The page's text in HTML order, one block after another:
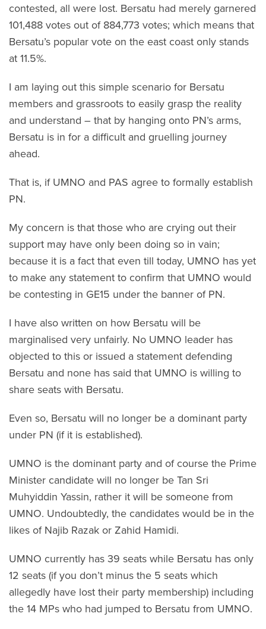
contested, all were lost. Bersatu had merely garnered
101,488 votes out of 884,773 votes; which means that
Bersatu’s popular vote on the east coast only stands
at 11.5%.
I am laying out this simple scenario for Bersatu
members and grassroots to easily grasp the reality
and understand – that by hanging onto PN’s arms,
Bersatu is in for a difficult and gruelling journey
ahead.
That is, if UMNO and PAS agree to formally establish
PN.
My concern is that those who are crying out their
support may have only been doing so in vain;
because it is a fact that even till today, UMNO has yet
to make any statement to confirm that UMNO would
be contesting in GE15 under the banner of PN.
I have also written on how Bersatu will be
marginalised very unfairly. No UMNO leader has
objected to this or issued a statement defending
Bersatu and none has said that UMNO is willing to
share seats with Bersatu.
Even so, Bersatu will no longer be a dominant party
under PN (if it is established).
UMNO is the dominant party and of course the Prime
Minister candidate will no longer be Tan Sri
Muhyiddin Yassin, rather it will be someone from
UMNO. Undoubtedly, the candidates would be in the
likes of Najib Razak or Zahid Hamidi.
UMNO currently has 39 seats while Bersatu has only
12 seats (if you don’t minus the 5 seats which
allegedly have lost their party membership) including
the 14 MPs who had jumped to Bersatu from UMNO.